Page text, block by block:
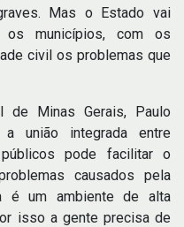
Mas o Estado vai
os municípios, com os
civil os problemas que
Minas Gerais, Paulo
a união integrada entre
pode facilitar o
causados pela
é um ambiente de alta
isso a gente precisa de